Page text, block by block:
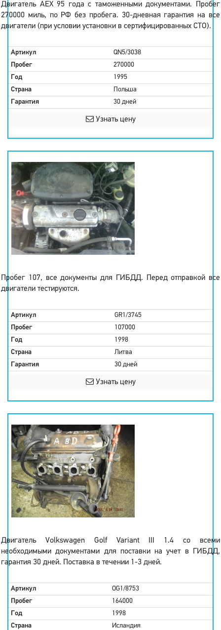
Двигатель AEX 95 года с таможенными документами. Пробег
270000 миль, по РФ без пробега. 30-дневная гарантия на все
двигатели (при условии установки в сертифицированных СТО).
Артикул
QN5/3038
Пробег
270000
Год
1995
Страна
Польша
Гарантия
30 дней
Узнать цену
Пробег 107, все документы для ГИБДД. Перед отправкой все
двигатели тестируются.
Артикул
GR1/3745
Пробег
107000
Год
1998
Страна
Литва
Гарантия
30 дней
Узнать цену
Двигатель Volkswagen Golf Variant III 1.4 со всеми
необходимыми документами для поставки на учет в ГИБДД,
гарантия 30 дней. Поставка в течении 1-3 дней.
Артикул
OG1/8753
Пробег
164000
Год
1998
Страна
Исландия